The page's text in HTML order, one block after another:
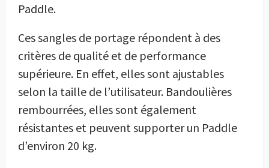
Paddle.
Ces sangles de portage répondent à des
critères de qualité et de performance
supérieure. En effet, elles sont ajustables
selon la taille de l’utilisateur. Bandoulières
rembourrées, elles sont également
résistantes et peuvent supporter un Paddle
d’environ 20 kg.